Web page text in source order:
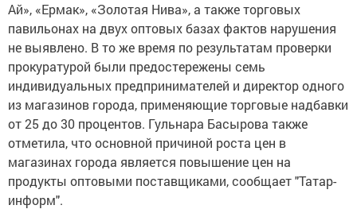
Ай», «Ермак», «Золотая Нива», а также торговых
павильонах на двух оптовых базах фактов нарушения
не выявлено. В то же время по результатам проверки
прокуратурой были предостережены семь
индивидуальных предпринимателей и директор одного
из магазинов города, применяющие торговые надбавки
от 25 до 30 процентов. Гульнара Басырова также
отметила, что основной причиной роста цен в
магазинах города является повышение цен на
продукты оптовыми поставщиками, сообщает "Татар-
информ".